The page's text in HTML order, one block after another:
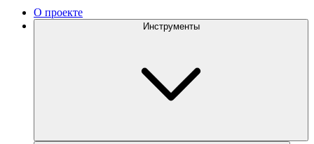
О проекте
Инструменты